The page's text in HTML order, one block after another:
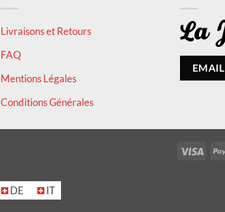
Livraisons et Retours
FAQ
Mentions Légales
Conditions Générales
EMAIL
Visa
DE IT